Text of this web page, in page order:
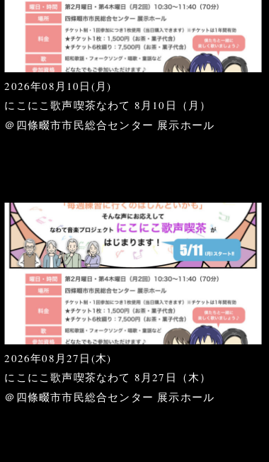
2026年08月10日(月)
にこにこ歌声喫茶なわて 8月10日（月）
＠四條畷市市民総合センター 展示ホール
2026年08月27日(木)
にこにこ歌声喫茶なわて 8月27日（木）
＠四條畷市市民総合センター 展示ホール